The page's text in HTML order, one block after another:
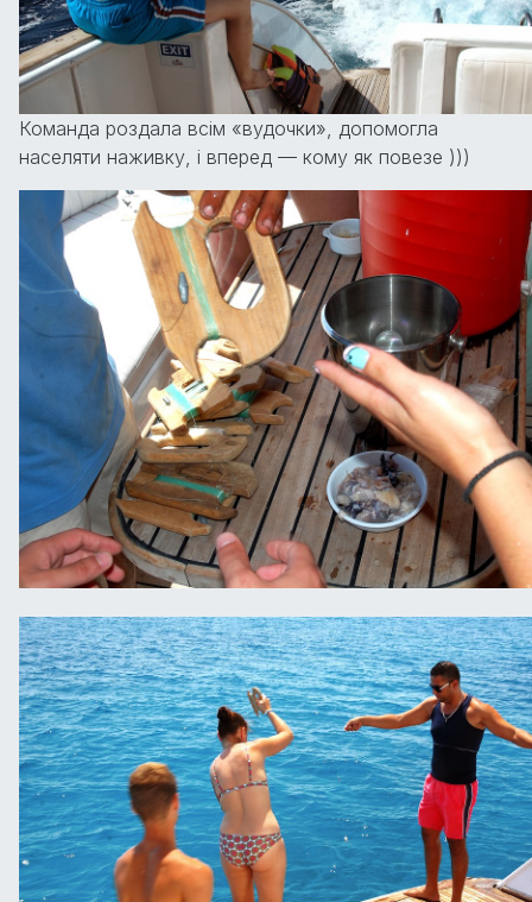
Команда роздала всім «вудочки», допомогла
населяти наживку, і вперед — кому як повезе )))